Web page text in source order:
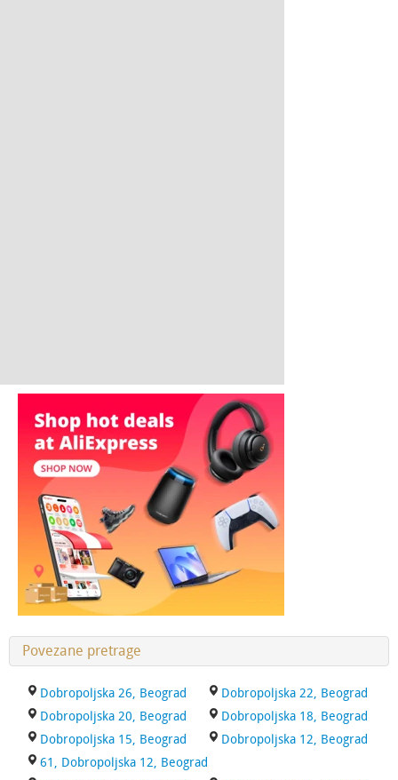
Povezane pretrage
Dobropoljska 26, Beograd
Dobropoljska 22, Beograd
Dobropoljska 20, Beograd
Dobropoljska 18, Beograd
Dobropoljska 15, Beograd
Dobropoljska 12, Beograd
61, Dobropoljska 12, Beograd